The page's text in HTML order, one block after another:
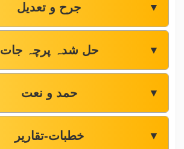
جرح و تعدیل ▼
حل شدہ پرچہ جات ▼
حمد و نعت ▼
خطبات-تقاریر ▼